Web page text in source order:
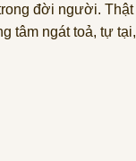
đời người. Thật
tâm ngát toả, tự tại,